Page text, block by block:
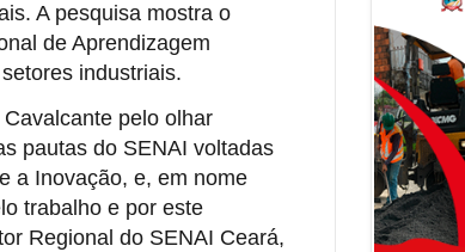
A pesquisa mostra o
de Aprendizagem
industriais.
pelo olhar
pautas do SENAI voltadas
a Inovação, e, em nome
trabalho e por este
Regional do SENAI Ceará,